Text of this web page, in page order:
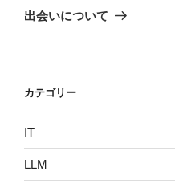
ゲ
ン
稿
の
出会いについて
カテゴリー
IT
LLM